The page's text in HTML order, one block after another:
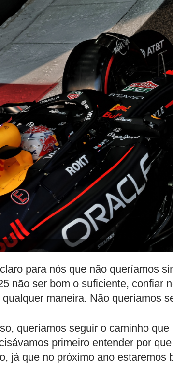
para nós que não queríamos
não ser bom o suficiente, confiar
maneira. Não queríamos
queríamos seguir o caminho
primeiro entender por
já que no próximo ano estaremos